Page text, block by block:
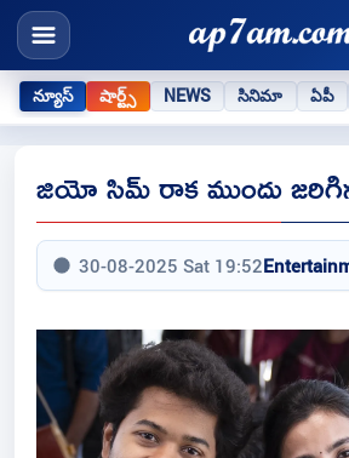
న్యూస్ షార్ట్స్ NEWS సినిమా ఏపీ
జియో సిమ్‌ రాక ముందు
30-08-2025 Sat 19:52